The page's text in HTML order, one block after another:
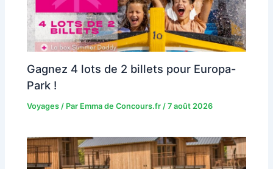
Gagnez 4 lots de 2 billets pour Europa-
Park !
Voyages / Par Emma de Concours.fr/7 août 2026